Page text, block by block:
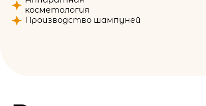
косметология
Производство шампуней